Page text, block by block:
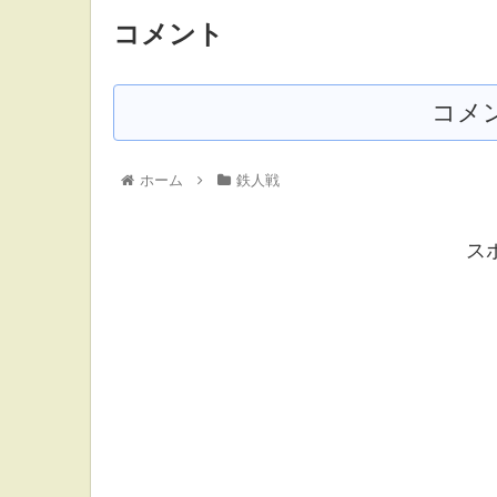
コメント
コメ
ホーム 鉄人戦
ス